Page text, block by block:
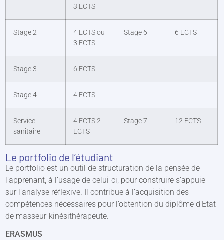
3 ECTS
Stage 2
4 ECTS ou
3 ECTS
Stage 6 6 ECTS
Stage 3 6 ECTS
Stage 4 4 ECTS
Service
sanitaire
4 ECTS 2
ECTS
Stage 7 12 ECTS
Le portfolio de l’étudiant
Le portfolio est un outil de structuration de la pensée de
l’apprenant, à l’usage de celui-ci, pour construire s’appuie
sur l’analyse réflexive. Il contribue à l’acquisition des
compétences nécessaires pour l’obtention du diplôme d’Etat
de masseur-kinésithérapeute.
ERASMUS